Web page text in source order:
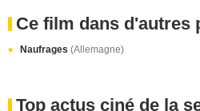
Ce film dans d'autres
Naufrages (Allemagne)
Top actus ciné de la